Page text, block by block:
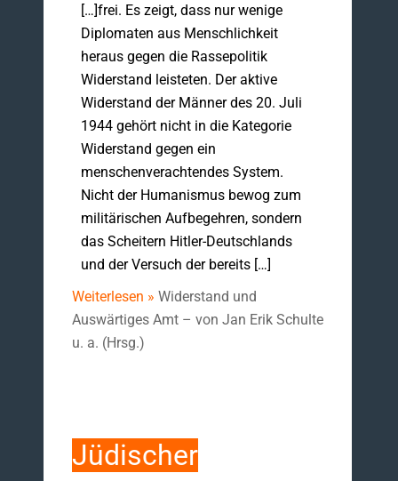
[…]frei. Es zeigt, dass nur wenige
Diplomaten aus Menschlichkeit
heraus gegen die Rassepolitik
Widerstand leisteten. Der aktive
Widerstand der Männer des 20. Juli
1944 gehört nicht in die Kategorie
Widerstand gegen ein
menschenverachtendes System.
Nicht der Humanismus bewog zum
militärischen Aufbegehren, sondern
das Scheitern Hitler-Deutschlands
und der Versuch der bereits […]
Weiterlesen » Widerstand und
Auswärtiges Amt – von Jan Erik Schulte
u. a. (Hrsg.)
Jüdischer